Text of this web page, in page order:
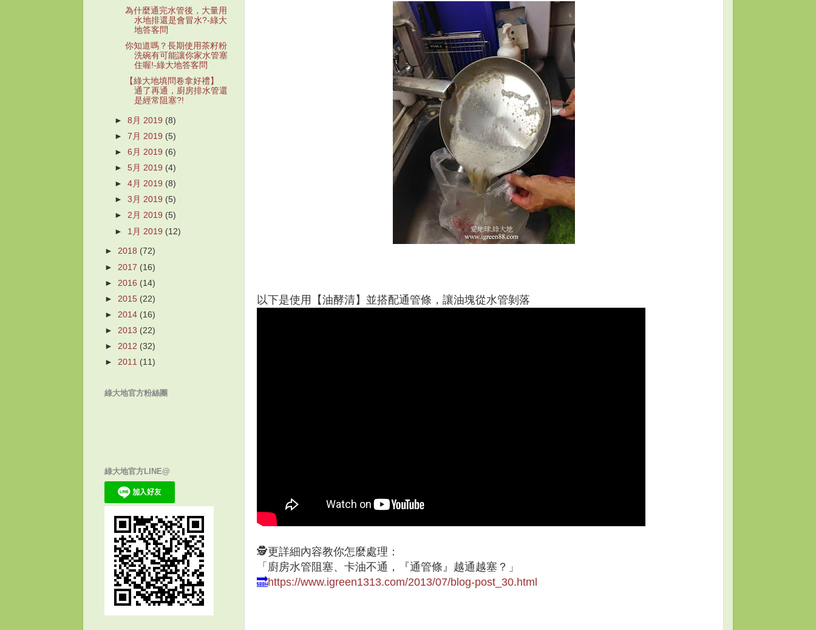
以下是使用【油酵清】並搭配通管條，讓油塊從水管剝落
🕵‍更詳細內容教你怎麼處理：
「廚房水管阻塞、卡油不通，『通管條』越通越塞？」
🔜https://www.igreen1313.com/2013/07/blog-post_30.html
為什麼通完水管後，大量用
水地排還是會冒水?-綠大
地答客問
你知道嗎？長期使用茶籽粉
洗碗有可能讓你家水管塞
住喔!-綠大地答客問
【綠大地填問卷拿好禮】
通了再通，廚房排水管還
是經常阻塞?!
►8月 2019 (8)
►7月 2019 (5)
►6月 2019 (6)
►5月 2019 (4)
►4月 2019 (8)
►3月 2019 (5)
►2月 2019 (5)
► 1月 2019 (12)
► 2018 (72)
► 2017 (16)
► 2016 (14)
► 2015 (22)
► 2014 (16)
► 2013 (22)
► 2012 (32)
► 2011 (11)
綠大地官方粉絲團
綠大地官方LINE@